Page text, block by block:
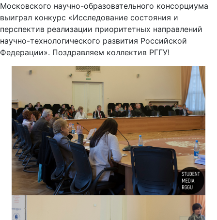
Московского научно-образовательного консорциума
выиграл конкурс «Исследование состояния и
перспектив реализации приоритетных направлений
научно-технологического развития Российской
Федерации». Поздравляем коллектив РГГУ!